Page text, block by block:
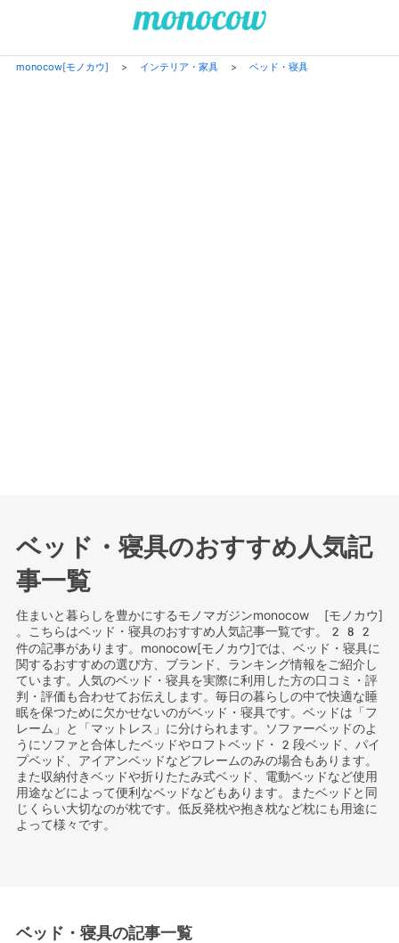
monocow[モノカウ] > インテリア・家具> ベッド・寝具
ベッド・寝具のおすすめ人気記
事一覧
住まいと暮らしを豊かにするモノマガジンmonocow [モノカウ]
。こちらはベッド・寝具のおすすめ人気記事一覧です。282
件の記事があります。monocow[モノカウ]では、ベッド・寝具に
関するおすすめの選び方、ブランド、ランキング情報をご紹介し
ています。人気のベッド・寝具を実際に利用した方の口コミ・評
判・評価も合わせてお伝えします。毎日の暮らしの中で快適な睡
眠を保つために欠かせないのがベッド・寝具です。ベッドは「フ
レーム」と「マットレス」に分けられます。ソファーベッドのよ
うにソファと合体したベッドやロフトベッド・2段ベッド、パイ
プベッド、アイアンベッドなどフレームのみの場合もあります。
また収納付きベッドや折りたたみ式ベッド、電動ベッドなど使用
用途などによって便利なベッドなどもあります。またベッドと同
じくらい大切なのが枕です。低反発枕や抱き枕など枕にも用途に
よって様々です。
ベッド・寝具の記事一覧